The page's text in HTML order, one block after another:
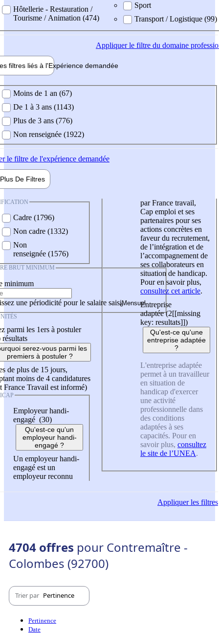
Hôtellerie - Restauration /
Tourisme / Animation (474)
Sport
Transport / Logistique (99)
Appliquerle filtre du domaine
filtres liés à l'Expérience demandée
demandée
Moins de 1 an (67)
De 1 à 3 ans (1143)
Plus de 3 ans (776)
Non renseignée (1922)
le filtre de l'expérience demandée
Plus De Filtres
Cadre (1796)
Non cadre (1332)
Non
renseignée (1576)
BRUT MINIMUM
minimum
une périodicité pour le salaire saisi
parmi les 1ers à postuler
résultats
serez-vous parmi les
premiers à postuler ?
de plus de 15 jours,
moins de 4 candidatures
France Travail est informé)
Employeur handi-
engagé (30)
Qu'est-ce qu'un
employeur handi-
engagé ?
Un employeur handi-
engagé est un
employeur reconnu
par France travail,
Cap emploi et ses
partenaires pour ses
actions concrètes en
faveur du recrutement,
de l’intégration et de
l’accompagnement de
ses collaborateurs en
situation de handicap.
Pour en savoir plus,
consultez cet article.
Entreprise
adaptée (2[[missing
key: resultats]])
Qu'est-ce qu'une
entreprise adaptée
?
L'entreprise adaptée
permet à un travailleur
en situation de
handicap d'exercer
une activité
professionnelle dans
des conditions
adaptées à ses
capacités. Pour en
savoir plus, consultez
le site de l’UNEA.
Appliquerles filtres
4704 offres pour Contremaître -
Colombes (92700)
Trier par Pertinence
Pertinence
Date